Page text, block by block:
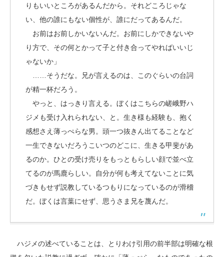
りもいいところがあるんだから。それどころじゃな
い、他の誰にもない個性が、誰にだってあるんだ。
お前はお前しかいないんだ。お前にしかできないや
り方で、その何とかって子と付き合ってやればいいじ
ゃないか」
……そうだな。兄が言えるのは、このぐらいの台詞
が精一杯だろう。
やっと、はっきり言える。ぼくはこちらの嵯峨野ハ
ジメも受け入れられない、と。生き様も経験も、抱く
感想さえ薄っぺらな男。頭一つ抜きん出てることなど
一生できないだろうこいつのどこに、生きる甲斐があ
るのか。ひとの受け売りをもっともらしい顔で並べ立
てるのが馬鹿らしい。自分が何も考えてないことに気
づきもせず説教しているつもりになっているのが滑稽
だ。ぼくは言葉にせず、思うさま兄を蔑んだ。
ハジメの述べていることは、とりわけ引用の前半部は明確な根